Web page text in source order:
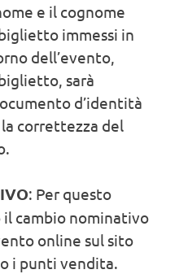
e il cognome
immessi in
dell’evento,
sarà
d’identità
correttezza del
: Per questo
cambio nominativo
online sul sito
i punti vendita.